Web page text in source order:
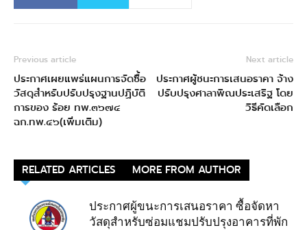
Previous article
ประกาศเผยแพร่แผนการจัดซื้อ
วัสดุสำหรับปรับปรุงฐานปฏิบัติ
การของ ร้อย ทพ.๓๖๗๔
ฉก.ทพ.๔๖(เพิ่มเติม)
Next article
ประกาศผู้ชนะการเสนอราคา จ้าง
ปรับปรุงศาลาพิณประเสริฐ โดย
วิธีคัดเลือก
RELATED ARTICLES MORE FROM AUTHOR
ประกาศผู้ขนะการเสนอราคา ซื้อจัดหา
วัสดุสำหรับซ่อมแชมปรับปรุงอาคารที่พัก